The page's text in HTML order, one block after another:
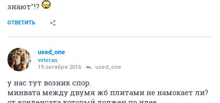
знают"!?
ОТВЕТИТЬ
used_one
veteran
19 октября 2016 used_one
у нас тут возник спор.
минвата между двумя жб плитами не намокает ли?